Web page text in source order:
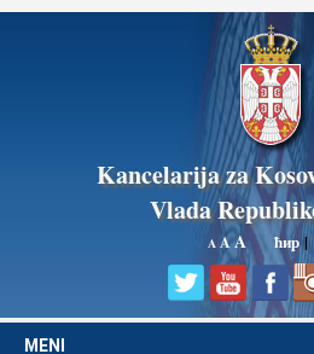
Kancelarija za
Vlada
A AA ћир|
MENI